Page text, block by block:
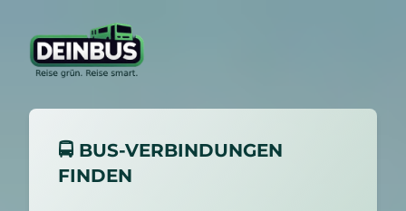
🚍 BUS-VERBINDUNGEN
FINDEN